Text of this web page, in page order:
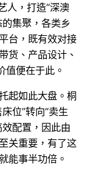
人，打造“深澳
集聚，各类乡
台，既有效对接
货、产品设计、
值便在于此。
起如此大盘。桐
位”转向“卖生
配置，因此由
关重要，有了这
能事半功倍。